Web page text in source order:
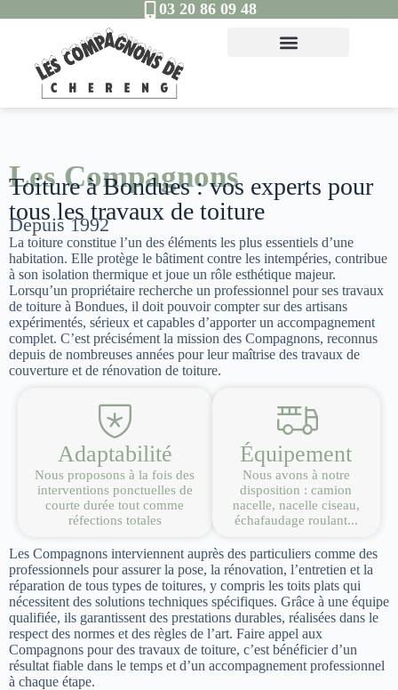
03 20 86 09 48
Les Compagnons
Toiture à Bondues : vos experts pour
tous les travaux de toiture
Depuis 1992
La toiture constitue l’un des éléments les plus essentiels d’une
habitation. Elle protège le bâtiment contre les intempéries, contribue
à son isolation thermique et joue un rôle esthétique majeur.
Lorsqu’un propriétaire recherche un professionnel pour ses travaux
de toiture à Bondues, il doit pouvoir compter sur des artisans
expérimentés, sérieux et capables d’apporter un accompagnement
complet. C’est précisément la mission des Compagnons, reconnus
depuis de nombreuses années pour leur maîtrise des travaux de
couverture et de rénovation de toiture.
Adaptabilité
Nous proposons à la fois des
interventions ponctuelles de
courte durée tout comme
réfections totales
Équipement
Nous avons à notre
disposition : camion
nacelle, nacelle ciseau,
échafaudage roulant...
Les Compagnons interviennent auprès des particuliers comme des
professionnels pour assurer la pose, la rénovation, l’entretien et la
réparation de tous types de toitures, y compris les toits plats qui
nécessitent des solutions techniques spécifiques. Grâce à une équipe
qualifiée, ils garantissent des prestations durables, réalisées dans le
respect des normes et des règles de l’art. Faire appel aux
Compagnons pour des travaux de toiture, c’est bénéficier d’un
résultat fiable dans le temps et d’un accompagnement professionnel
à chaque étape.